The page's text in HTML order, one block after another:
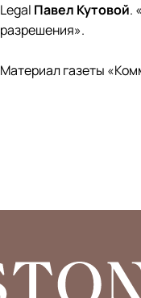
Legal Павел Кутовой.
разрешения».
Материал газеты